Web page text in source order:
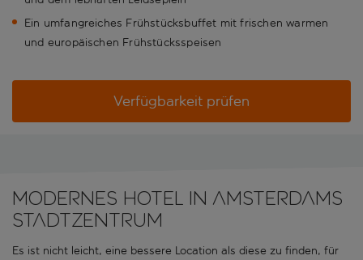
Ein umfangreiches Frühstücksbuffet mit frischen warmen
und europäischen Frühstücksspeisen
Verfügbarkeit prüfen
Modernes Hotel in Amsterdams
Stadtzentrum
Es ist nicht leicht, eine bessere Location als diese zu finden, für